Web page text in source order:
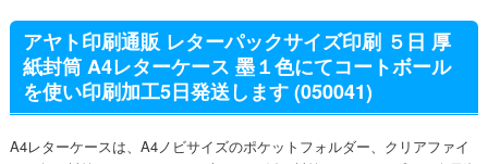
アヤト印刷通販 レターパックサイズ印刷 ５日 厚
紙封筒 A4レターケース 墨１色にてコートボール
を使い印刷加工5日発送します (050041)
A4レターケースは、A4ノビサイズのポケットフォルダー、クリアファイ